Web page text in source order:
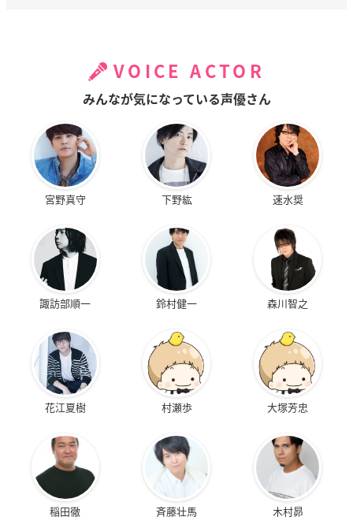
VOICE ACTOR
みんなが気になっている声優さん
宮野真守 下野紘 速水奨
諏訪部順一 鈴村健一 森川智之
花江夏樹 村瀬歩 大塚芳忠
稲田徹 斉藤壮馬 木村昴